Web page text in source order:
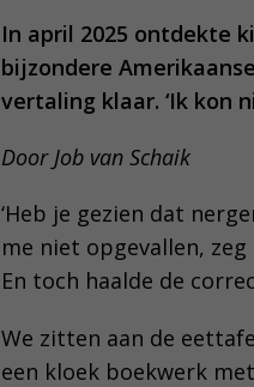
In april 2025 ontdekte
bijzondere
vertaling klaar. ‘Ik kon
Door Job van Schaik
‘Heb je gezien dat
me niet opgevallen,
En toch haalde de
We zitten aan de
een kloek boekwerk